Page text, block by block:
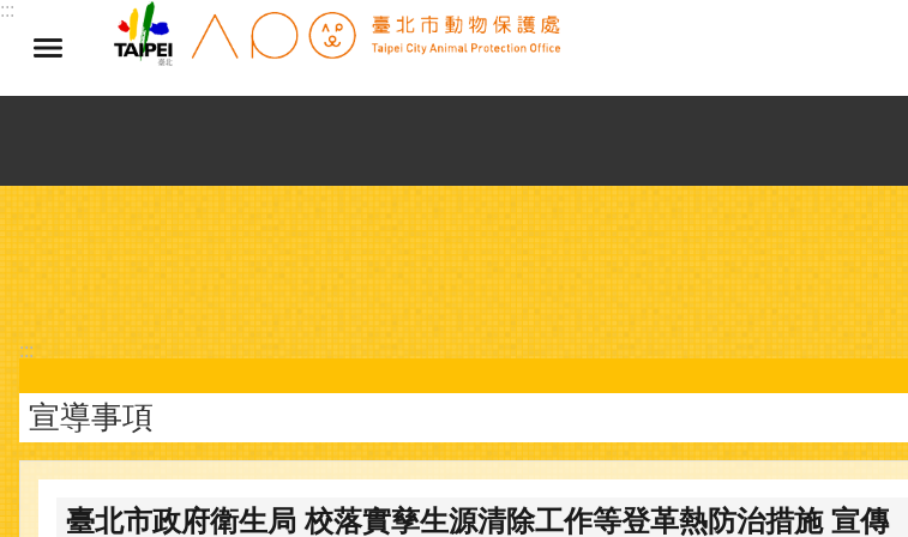
跳到主要內容區塊
:::
:::
宣導事項
臺北市政府衛生局 校落實孳生源清除工作等登革熱防治措施 宣傳